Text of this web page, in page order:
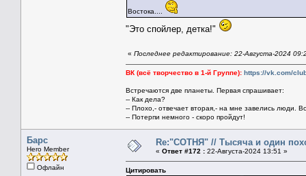
Востока....
"Это спойлер, детка!"
« Последнее редактирование: 22-Августа-2024
ВК (всё творчество в 1-й Группе): https://vk.com/
Встречаются две планеты. Первая спрашивает:
-- Как дела?
-- Плохо,- отвечает вторая,- на мне завелись люди.
-- Потерпи немного - скоро пройдут!
Барс
Hero Member
Офлайн
Re:"СОТНЯ" // Тысяча и один
« Ответ #172 : 22-Августа-2024 13:51 »
Цитировать